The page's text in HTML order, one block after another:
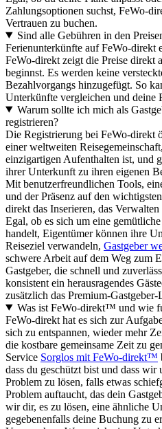
Zahlungsoptionen suchst, FeWo-
Vertrauen zu buchen.
Sind alle Gebühren in den
Ferienunterkünfte auf FeWo-direkt
FeWo-direkt zeigt die Preise direkt
beginnst. Es werden keine
Bezahlvorgangs hinzugefügt. So
Unterkünfte vergleichen und deine
Warum sollte ich mich als
registrieren?
Die Registrierung bei FeWo-direkt
einer weltweiten
einzigartigen Aufenthalten ist, und
ihrer Unterkunft zu ihren eigenen
Mit benutzerfreundlichen Tools,
und der Präsenz auf den
direkt das Inserieren, das
Egal, ob es sich um eine
handelt, Eigentümer können ihre
Reiseziel verwandeln, Gastgeber
schwere Arbeit auf dem Weg zum
Gastgeber, die schnell und
konsistent ein herausragendes
zusätzlich das Premium-Gastgeber-
Was ist FeWo-direkt™ und wie
FeWo-direkt hat es sich zur
sich zu entspannen, wieder mehr
die kostbare gemeinsame Zeit zu
Service Sorglos mit FeWo-direkt™
dass du geschützt bist und dass wir
Problem zu lösen, falls etwas
Problem auftaucht, das dein
wir dir, es zu lösen, eine ähnliche
gegebenenfalls deine Buchung zu